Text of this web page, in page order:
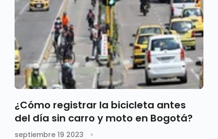
¿Cómo registrar la bicicleta antes
del día sin carro y moto en Bogotá?
septiembre 19 2023